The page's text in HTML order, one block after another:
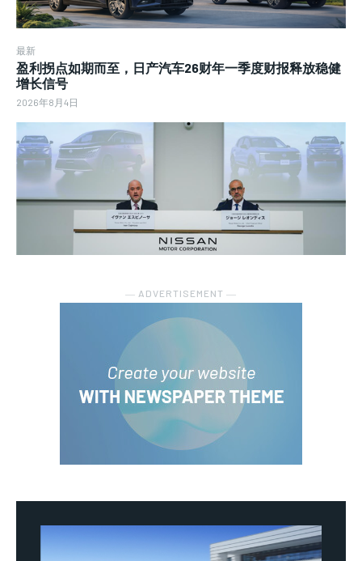
最新
盈利拐点如期而至，日产汽车26财年一季度财报释放稳健
增长信号
2026年8月4日
― ADVERTISEMENT ―